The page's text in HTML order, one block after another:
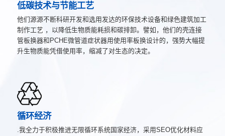
低碳技术与节能工艺
他们源源不断科研开发和选用发达的环保技术设备和绿色建筑加工
制作工艺 ，以降低生物质能耗损和碳排卸。譬如，他们的壳连接
管板换器和PCHE微管道症状器用使用率板换设计的，强势大幅提
升生物质能凭借使用率，缩减了对生态的决定。
循环经济
.我全力于积极推进无限循环系统国家经济，采用SEO优化材料应